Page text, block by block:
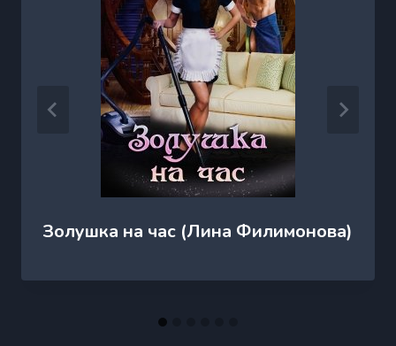
Золушка на час (Лина Филимонова)